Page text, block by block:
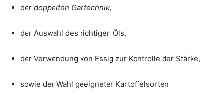
der doppelten Gartechnik,
der Auswahl des richtigen Öls,
der Verwendung von Essig zur Kontrolle der Stärke,
sowie der Wahl geeigneter Kartoffelsorten